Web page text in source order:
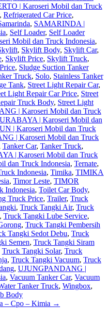
| Karoseri Mobil dan Truck
, Refrigerated Car Price,
, SAMARINDA |
, Self Loader, Self Loader
Mobil dan Truck Indonesia,
, Skylift Body, Skylift Car,
, Skylift Price, Skylift Truck,
, Sludge Suction Tanker
Truck, Solo, Stainless Tanker
Tank, Street Light Repair Car,
Light Repair Car Price, Street
Truck Body, Street Light
| Karoseri Mobil dan Truck
| Karoseri Mobil dan
| Karoseri Mobil dan Truck
| Karoseri Mobil dan Truck
Tanker Car, Tanker Truck,
| Karoseri Mobil dan Truck
dan Truck Indonesia, Ternate,
Indonesia, Timika, TIMIKA
, Timor Leste, TIMOR
Indonesia, Toilet Car Body,
Truck Price, Trailer, Truck
, Truck Tangki Air, Truck
, Truck Tangki Lube Service,
, Truck Tangki Pembersih
Tangki Sedot Debu, Truck
Semen, Truck Tangki Siram
Truck Tangki Solar, Truck
, Truck Tangki Vacuum, Truck
, UJUNGPANDANG |
, Vacuum Tanker Car, Vacuum
Tanker Truck, Wingbox,
Body
– Cpo – Kimia →